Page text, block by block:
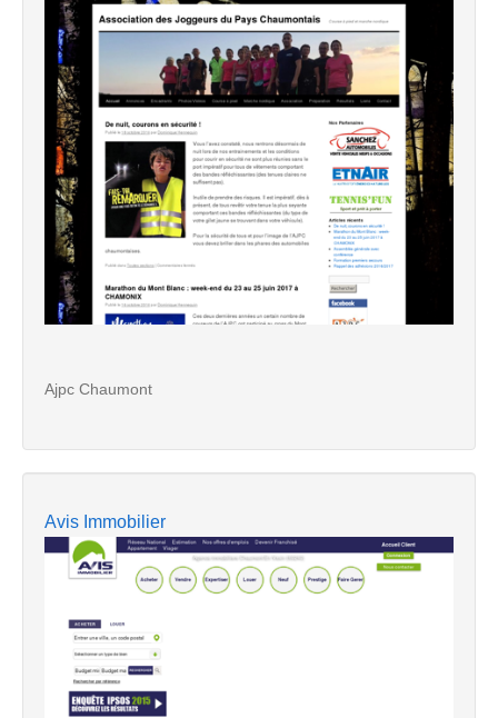
Ajpc Chaumont
Avis Immobilier